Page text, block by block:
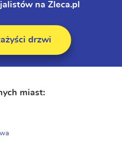
na Zleca.pl
drzwi
miast: